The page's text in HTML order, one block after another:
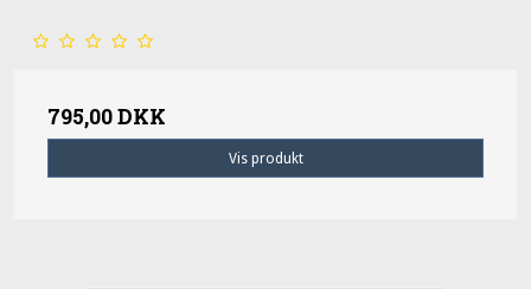
795,00 DKK
Vis produkt